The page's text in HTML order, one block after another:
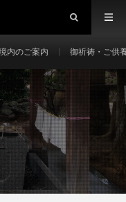
内のご案内 御祈祷・ご供